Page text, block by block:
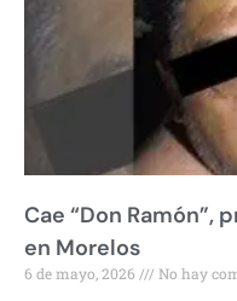
Cae “Don Ramón”,
en Morelos
6 de mayo, 2026 No hay